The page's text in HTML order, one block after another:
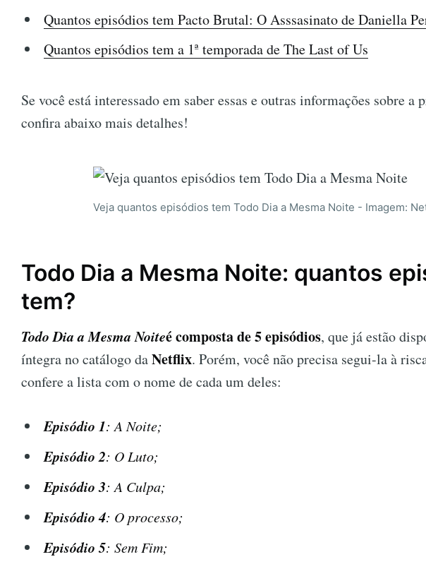
Quantos episódios tem Pacto Brutal: O Asssasinato de Daniella
Quantos episódios tem a 1ª temporada de The Last of Us
Se você está interessado em saber essas e outras informações sobre a
confira abaixo mais detalhes!
Veja quantos episódios tem Todo Dia a Mesma Noite - Imagem:
Todo Dia a Mesma Noite: quantos
tem?
Todo Dia a Mesma Noiteé composta de5episódios, que já estão
íntegra no catálogo daNetflix. Porém, você não precisa segui-la à
confere a lista com o nome de cada um deles:
Episódio 1: A Noite;
Episódio2: O Luto;
Episódio3: A Culpa;
Episódio4: O processo;
Episódio5: Sem Fim;